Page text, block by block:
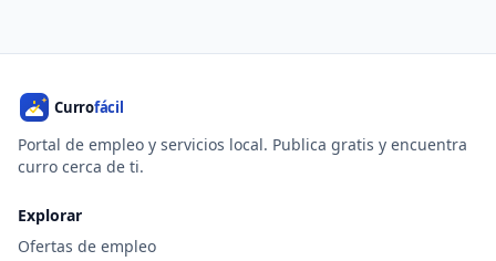
Portal de empleo y servicios local. Publica gratis y encuentra
curro cerca de ti.
Explorar
Ofertas de empleo